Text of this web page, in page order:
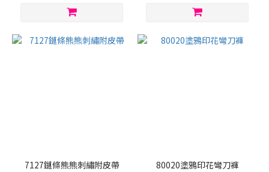
7127鏈條熊熊刺繡附皮帶 80020塗鴉印花彎刀褲